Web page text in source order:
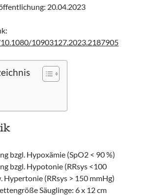
20.04.2023
10903127.2023.2187905
bzgl. Hypoxämie (SpO2 < 90 %)
bzgl. Hypotonie (RRsys <100
Hypertonie (RRsys > 150 mmHg)
Säuglinge: 6 x 12 cm